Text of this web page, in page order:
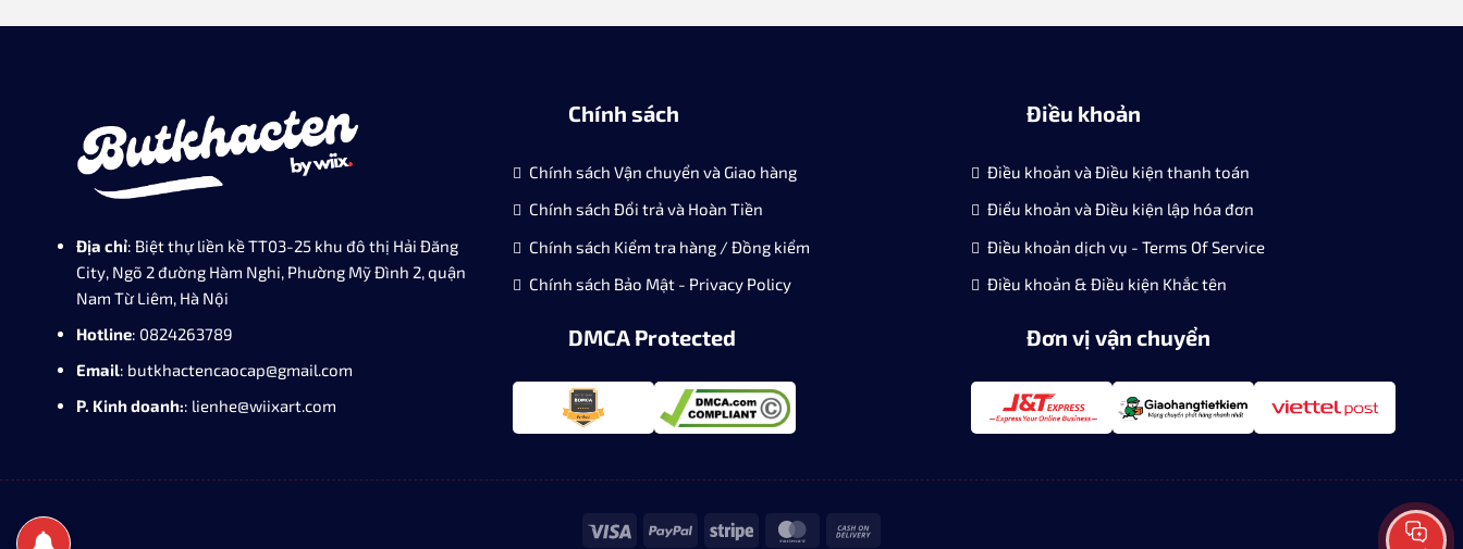
Địa chỉ: Biệt thự liền kề TT03-25 khu đô thị Hải Đăng
City, Ngõ 2 đường Hàm Nghi, Phường Mỹ Đình 2, quận
Nam Từ Liêm, Hà Nội
Hotline: 0824263789
Email: butkhactencaocap@gmail.com
P. Kinh doanh:: lienhe@wiixart.com
Chính sách
Chính sách Vận chuyển và Giao hàng
Chính sách Đổi trả và Hoàn Tiền
Chính sách Kiểm tra hàng / Đồng kiểm
Chính sách Bảo Mật - Privacy Policy
DMCA Protected
Điều khoản
Điều khoản và Điều kiện thanh toán
Điểu khoản và Điều kiện lập hóa đơn
Điều khoản dịch vụ - Terms Of Service
Điều khoản & Điều kiện Khắc tên
Đơn vị vận chuyển
Visa PayPal Stripe MasterCard